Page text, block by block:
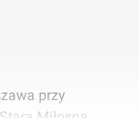
przy